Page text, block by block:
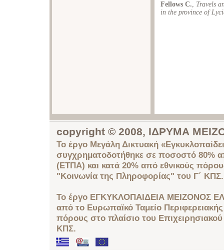
Fellows C., Travels
in the province of
copyright © 2008, ΙΔΡΥΜΑ
Το έργο Μεγάλη Δικτυακή
συγχρηματοδοτήθηκε σε ποσοστό 80%
(ΕΤΠΑ) και κατά 20% από εθνικούς
"Κοινωνία της Πληροφορίας" του Γ΄ ΚΠΣ.
Το έργο ΕΓΚΥΚΛΟΠΑΙΔΕΙΑ ΜΕΙΖΟΝΟΣ
από το Ευρωπαϊκό Ταμείο
πόρους στο πλαίσιο του
ΚΠΣ.